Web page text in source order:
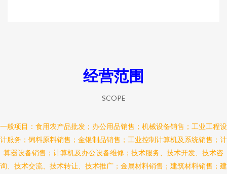
经营范围
SCOPE
一般项目：食用农产品批发；办公用品销售；机械设备销售；工业工程设
计服务；饲料原料销售；金银制品销售；工业控制计算机及系统销售；计
算器设备销售；计算机及办公设备维修；技术服务、技术开发、技术咨
询、技术交流、技术转让、技术推广；金属材料销售；建筑材料销售；建